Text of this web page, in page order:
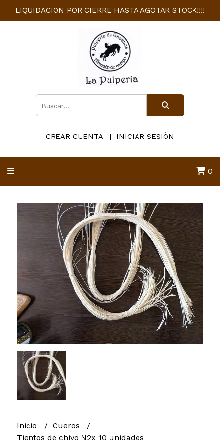
LIQUIDACION POR CIERRE HASTA AGOTAR STOCK!!!!
CREAR CUENTA INICIAR SESIÓN
0
Inicio
Cueros
Tientos de chivo N2x 10 unidades